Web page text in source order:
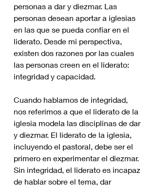
personas a dar y diezmar. Las
personas desean aportar a iglesias
en las que se pueda confiar en el
liderato. Desde mi perspectiva,
existen dos razones por las cuales
las personas creen en el liderato:
integridad y capacidad.
Cuando hablamos de integridad,
nos referimos a que el liderato de la
iglesia modela las disciplinas de dar
y diezmar. El liderato de la iglesia,
incluyendo el pastoral, debe ser el
primero en experimentar el diezmar.
Sin integridad, el liderato es incapaz
de hablar sobre el tema, dar